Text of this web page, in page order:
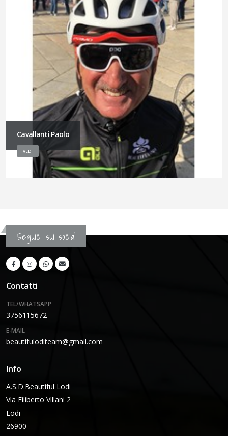
Cavallanti Paolo
VEDI
Seguici sui social
Contatti
TEL/WHATSAPP
3756115672
E-MAIL
beautifuloditeam@gmail.com
Info
A.S.D.Beautiful Lodi
Via Filiberto Villani 2
Lodi
26900